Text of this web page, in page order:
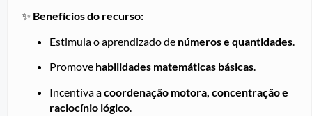
✨ Benefícios do recurso:
Estimula o aprendizado de números e quantidades.
Promove habilidades matemáticas básicas.
Incentiva acoordenação motora, concentração e
raciocínio lógico